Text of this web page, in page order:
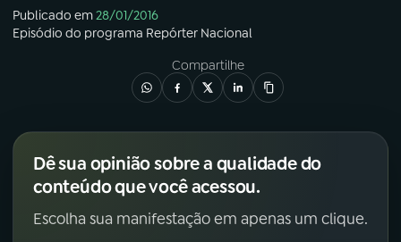
Publicado em28/01/2016
Episódio do programa Repórter Nacional
Compartilhe
Dê sua opinião sobre a qualidade do
conteúdo que você acessou.
Escolha sua manifestação em apenas um clique.